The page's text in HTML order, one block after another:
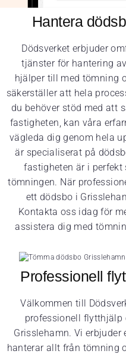
Hantera
Dödsverket erbjuder
tjänster för hantering
hjälper till med tömning
säkerställer att hela
du behöver stöd med att
fastigheten, kan våra
vägleda dig genom hela
är specialiserat på
fastigheten är i
tömningen. När
ett dödsbo i
Kontakta oss idag för
assistera dig med
Professionell
Välkommen till
professionell flytthjälp
Grisslehamn. Vi
hanterar allt från tömning